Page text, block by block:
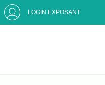
LOGIN EXPOSANT